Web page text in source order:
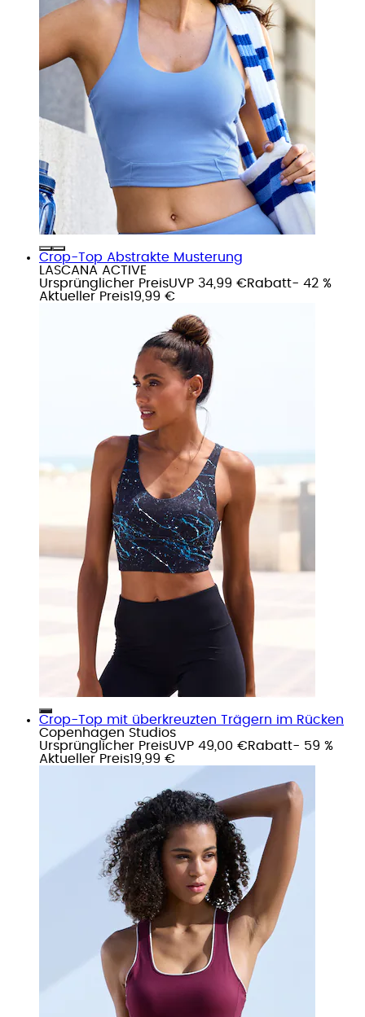
Crop-Top Abstrakte Musterung
LASCANA ACTIVE
Ursprünglicher PreisUVP 34,99 €Rabatt- 42 %
Aktueller Preis19,99 €
Crop-Top mit überkreuzten Trägern im Rücken
Copenhagen Studios
Ursprünglicher PreisUVP 49,00 €Rabatt- 59 %
Aktueller Preis19,99 €